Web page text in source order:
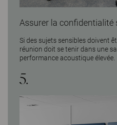
Assurer la confidentialité
Si des sujets sensibles doivent
réunion doit se tenir dans une
performance acoustique élevée.
5.